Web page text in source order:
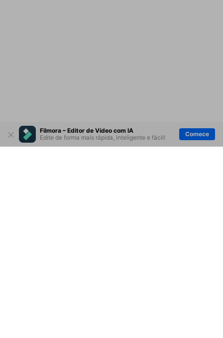
Filmora – Editor de Vídeo com IA
Edite de forma mais rápida, inteligente e fácil!
Comece